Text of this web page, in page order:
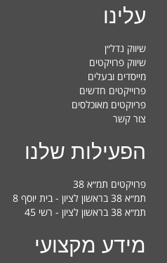
עלינו
שיווק נדל״ן
שיווק פרויקטים
מייסדים ובעלים
פרוייקטים חדשים
פריוקטים מאוכלסים
צור קשר
הפעילות שלנו
פרויקטים תמ״א 38
תמ״א 38 בראשון לציון - בית יוסף 8
תמ״א 38 בראשון לציון - רשי 45
מידע מקצועי